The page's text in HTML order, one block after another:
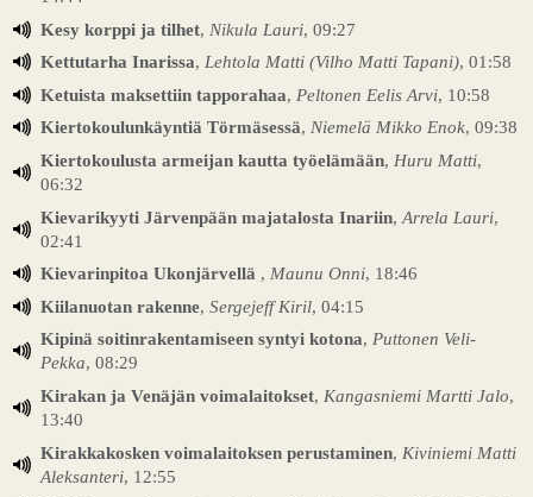
Kesy korppi ja tilhet, Nikula Lauri, 09:27
Kettutarha Inarissa, Lehtola Matti (Vilho Matti Tapani), 01:58
Ketuista maksettiin tapporahaa, Peltonen Eelis Arvi, 10:58
Kiertokoulunkäyntiä Törmäsessä, Niemelä Mikko Enok, 09:38
Kiertokoulusta armeijan kautta työelämään, Huru Matti,
06:32
Kievarikyyti Järvenpään majatalosta Inariin, Arrela Lauri,
02:41
Kievarinpitoa Ukonjärvellä , Maunu Onni, 18:46
Kiilanuotan rakenne, Sergejeff Kiril, 04:15
Kipinä soitinrakentamiseen syntyi kotona, Puttonen Veli-
Pekka, 08:29
Kirakan ja Venäjän voimalaitokset, Kangasniemi Martti Jalo,
13:40
Kirakkakosken voimalaitoksen perustaminen, Kiviniemi Matti
Aleksanteri, 12:55